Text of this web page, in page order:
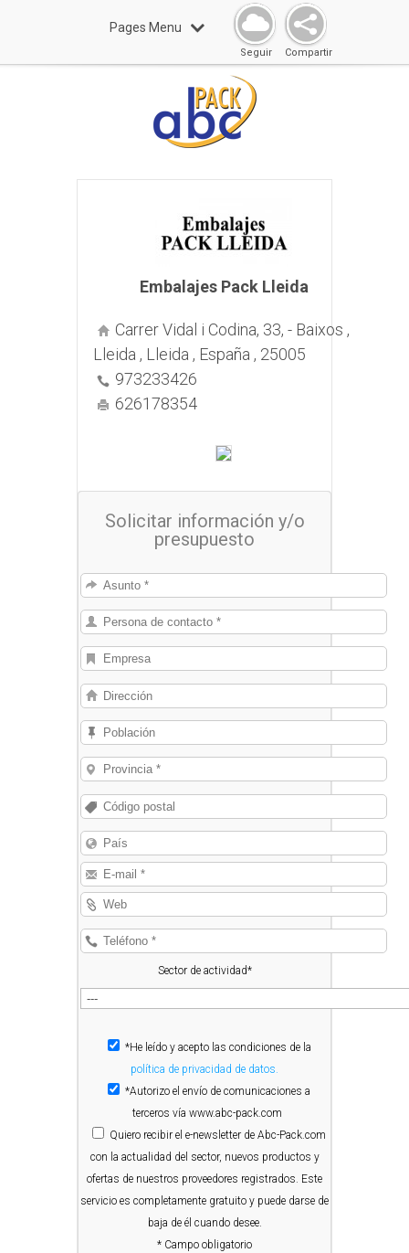
Pages Menu
Compartir
Seguir
Embalajes Pack Lleida
Carrer Vidal i Codina, 33, - Baixos ,
Lleida , Lleida , España , 25005
973233426
626178354
Solicitar información y/o
presupuesto
Sector de actividad*
*He leído y acepto las condiciones de la
política de privacidad de datos.
*Autorizo el envío de comunicaciones a
terceros vía www.abc-pack.com
Quiero recibir el e-newsletter de Abc-Pack.com
con la actualidad del sector, nuevos productos y
ofertas de nuestros proveedores registrados. Este
servicio es completamente gratuito y puede darse de
baja de él cuando desee.
* Campo obligatorio